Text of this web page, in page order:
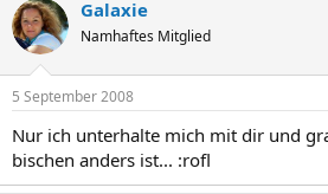
Galaxie
Namhaftes Mitglied
5 September 2008
Nur ich unterhalte mich mit dir und
bischen anders ist... :rofl